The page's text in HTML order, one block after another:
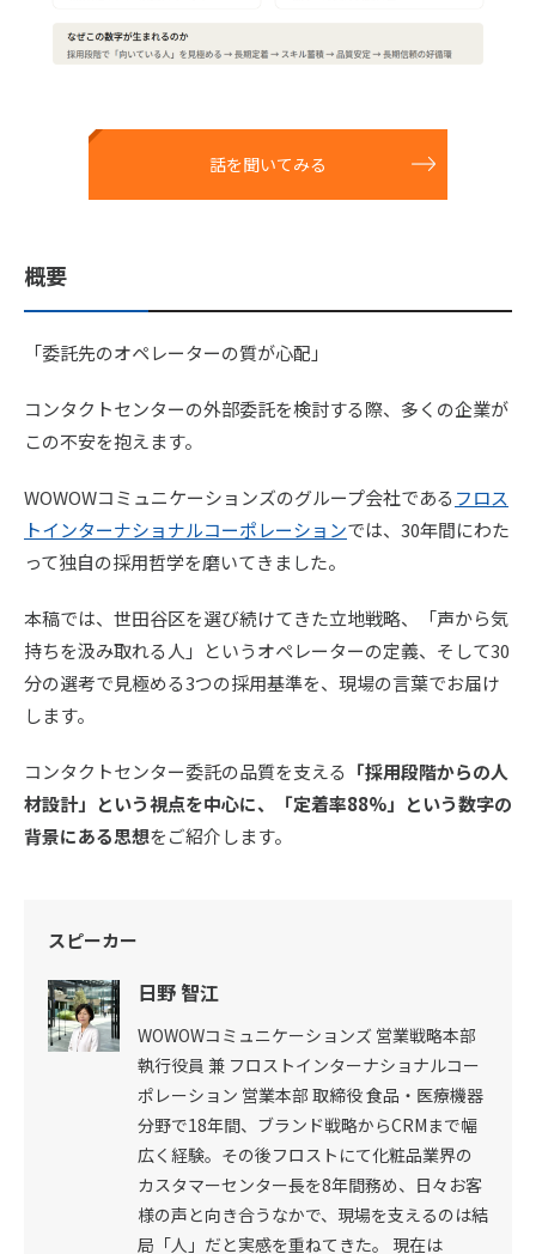
話を聞いてみる
概要
「委託先のオペレーターの質が心配」
コンタクトセンターの外部委託を検討する際、多くの企業が
この不安を抱えます。
WOWOWコミュニケーションズのグループ会社である フロス
トインターナショナルコーポレーションでは、30年間にわた
って独自の採用哲学を磨いてきました。
本稿では、世田谷区を選び続けてきた立地戦略、「声から気
持ちを汲み取れる人」というオペレーターの定義、そして30
分の選考で見極める3つの採用基準を、現場の言葉でお届け
します。
コンタクトセンター委託の品質を支える 「採用段階からの人
材設計」という視点を中心に、「定着率88%」という数字の
背景にある思想をご紹介します。
スピーカー
日野 智江
WOWOWコミュニケーションズ 営業戦略本部
執行役員 兼 フロストインターナショナルコー
ポレーション 営業本部 取締役 食品・医療機器
分野で18年間、ブランド戦略からCRMまで幅
広く経験。その後フロストにて化粧品業界の
カスタマーセンター長を8年間務め、日々お客
様の声と向き合うなかで、現場を支えるのは結
局「人」だと実感を重ねてきた。 現在は